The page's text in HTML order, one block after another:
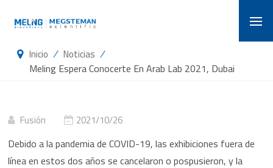
Inicio / Noticias /
Meling Espera Conocerte En Arab Lab 2021, Dubai
Fusión 2021/10/26
Debido a la pandemia de COVID-19, las exhibiciones fuera de
línea en estos dos años se cancelaron o pospusieron, y la